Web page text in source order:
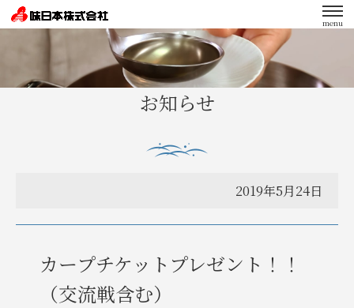
menu
お知らせ
2019年5月24日
カープチケットプレゼント！！
（交流戦含む）